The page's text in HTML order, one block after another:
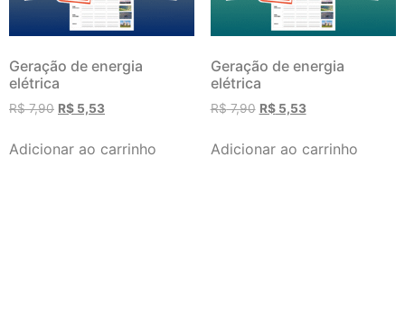
Geração de energia
elétrica
R$7,90 R$ 5,53
Adicionar ao carrinho
Geração de energia
elétrica
R$7,90 R$5,53
Adicionar ao carrinho